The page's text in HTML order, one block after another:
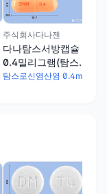
주식회사다나젠
다나탐스서방캡슐
0.4밀리그램(탐스로
신염산염)
탐스로신염산염 0.4mg